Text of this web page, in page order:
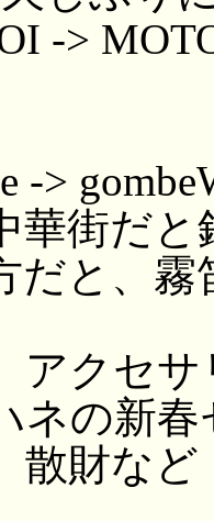
->
->
華街だと
だと、
アクセ
ネの新春
散財など